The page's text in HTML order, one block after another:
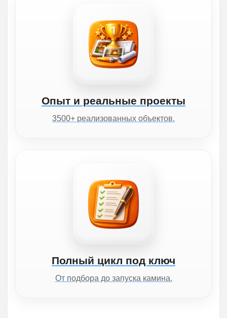
Опыт и реальные проекты
3500+ реализованных объектов.
Полный цикл под ключ
От подбора до запуска камина.